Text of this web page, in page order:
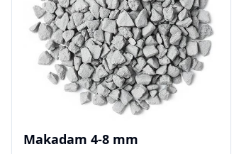
Makadam 4-8 mm